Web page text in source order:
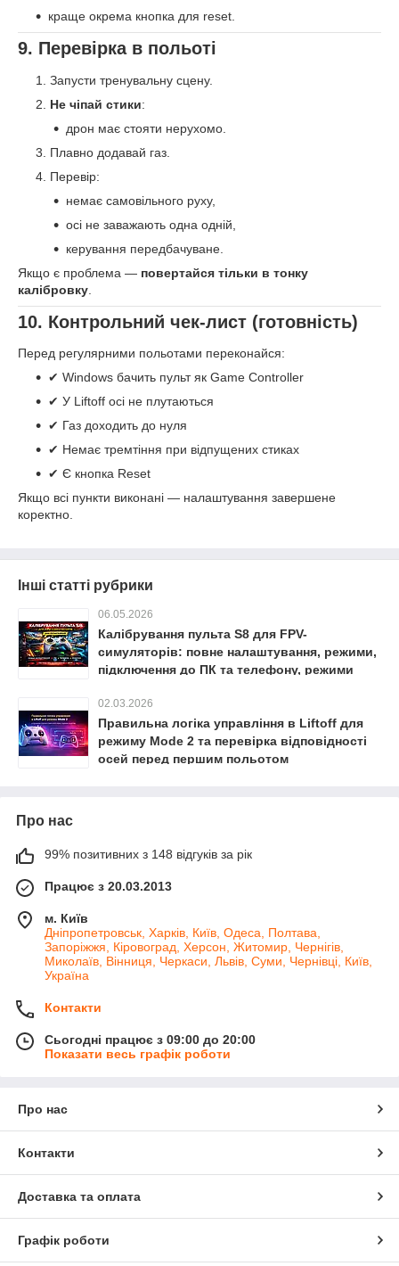
краще окрема кнопка для reset.
9. Перевірка в польоті
Запусти тренувальну сцену.
Не чіпай стики:
дрон має стояти нерухомо.
Плавно додавай газ.
Перевір:
немає самовільного руху,
осі не заважають одна одній,
керування передбачуване.
Якщо є проблема — повертайся тільки в тонку
калібровку
10. Контрольний чек-лист (готовність)
Перед регулярними польотами переконайся:
✔ Windows бачить пульт як Game Controller
✔ У Liftoff осі не плутаються
✔ Газ доходить до нуля
✔ Немає тремтіння при відпущених стиках
✔ Є кнопка Reset
Якщо всі пункти виконані — налаштування завершене
коректно.
Інші статті рубрики
06.05.2026
Калібрування пульта S8 для FPV-
симуляторів: повне налаштування, режими,
підключення до ПК та телефону, режими
02.03.2026
Правильна логіка управління в Liftoff для
режиму Mode 2 та перевірка відповідності
осей перед першим польотом
Про нас
99% позитивних з 148 відгуків за рік
Працює з 20.03.2013
м. Київ
Дніпропетровськ, Харків, Київ, Одеса, Полтава,
Запоріжжя, Кіровоград, Херсон, Житомир, Чернігів,
Миколаїв, Вінниця, Черкаси, Львів, Суми, Чернівці, Київ,
Україна
Контакти
Сьогодні працює з 09:00 до 20:00
Показати весь графік роботи
Про нас
Контакти
Доставка та оплата
Графік роботи